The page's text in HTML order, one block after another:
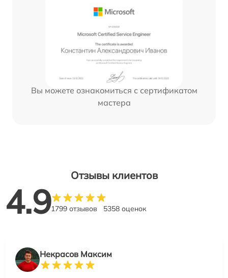
Вы можете ознакомиться с сертификатом
мастера
Отзывы клиентов
4.91799 отзывов 5358 оценок
Некрасов Максим